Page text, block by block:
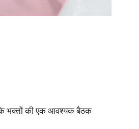
के भक्तों की एक आवश्यक बैठक